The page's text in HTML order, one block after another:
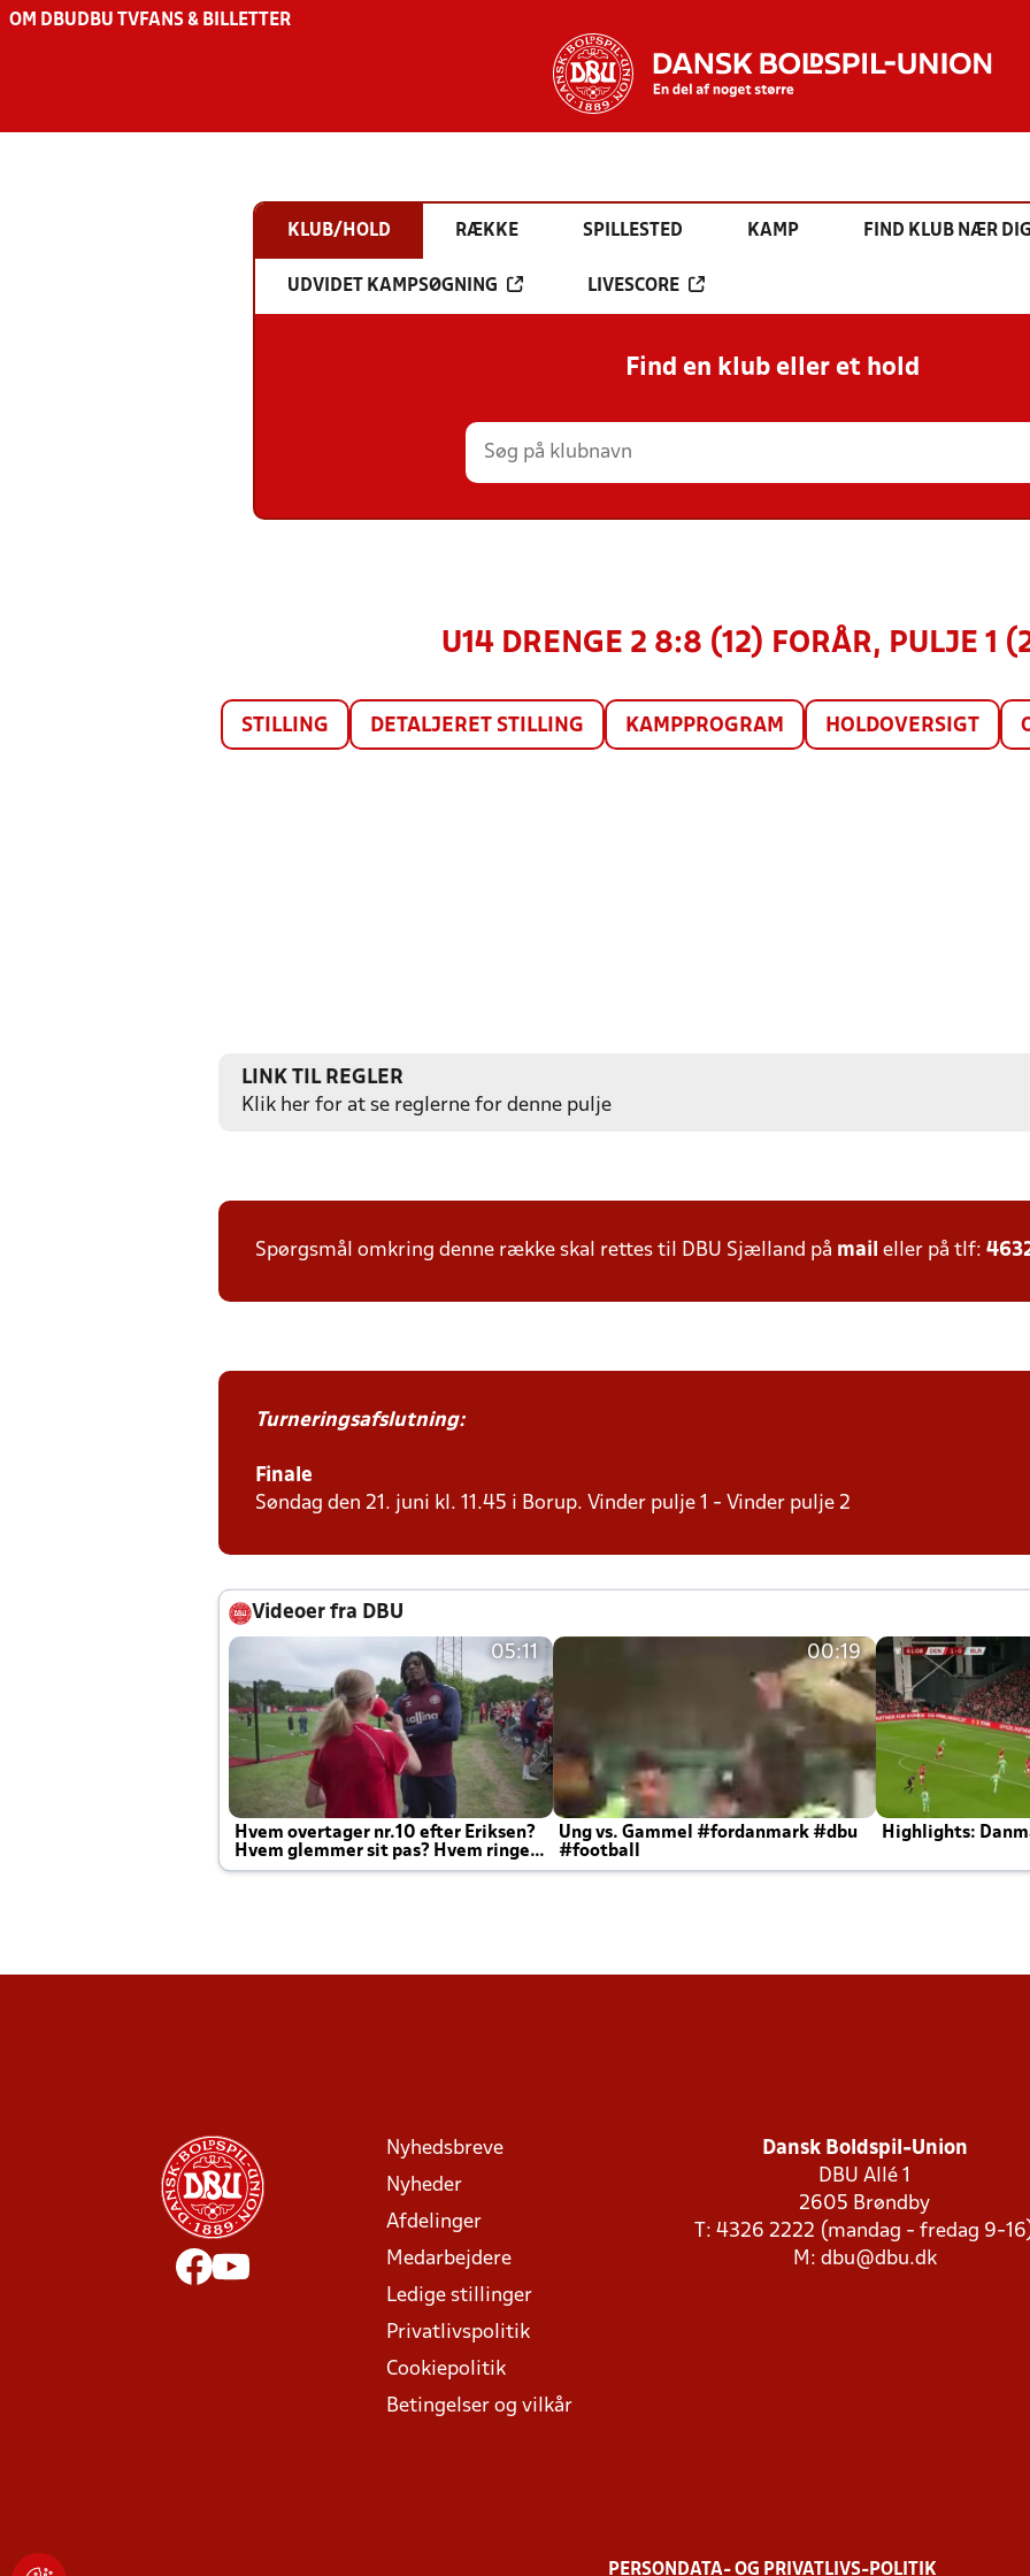
OM DBU DBU TV FANS & BILLETTER
KLUB/HOLD RÆKKE SPILLESTED KAMP FIND KLUB NÆR DIG
UDVIDET KAMPSØGNING LIVESCORE
Find en klub eller et hold
U14 DRENGE 2 8:8 (12) FORÅR, PULJE 1
STILLING DETALJERET STILLING KAMPPROGRAM HOLDOVERSIGT
LINK TIL REGLER
Klik her for at se reglerne for denne pulje
Spørgsmål omkring denne række skal rettes til DBU Sjælland på mail eller på tlf:
Turneringsafslutning:
Finale
Søndag den 21. juni kl. 11.45 i Borup. Vinder pulje 1 - Vinder pulje 2
Videoer fra DBU
05:11
Hvem overtager nr.10 efter Eriksen?
Hvem glemmer sit pas? Hvem ringer
Joachim altid til efter kampe?
00:19
Ung vs. Gammel #fordanmark #dbu
#football
Highlights:
Nyhedsbreve
Nyheder
Afdelinger
Medarbejdere
Ledige stillinger
Privatlivspolitik
Cookiepolitik
Betingelser og vilkår
Dansk Boldspil-Union
DBU Allé 1
2605 Brøndby
T: 4326 2222 (mandag - fredag 9-
M: dbu@dbu.dk
PERSONDATA- OG PRIVATLIVS-POLITIK